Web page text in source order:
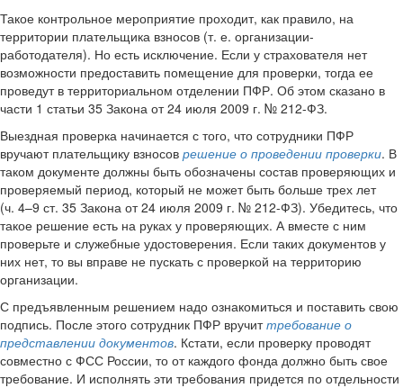
Такое контрольное мероприятие проходит, как правило, на
территории плательщика взносов (т. е. организации-
работодателя). Но есть исключение. Если у страхователя нет
возможности предоставить помещение для проверки, тогда ее
проведут в территориальном отделении ПФР. Об этом сказано в
части 1 статьи 35 Закона от 24 июля 2009 г. № 212-ФЗ.
Выездная проверка начинается с того, что сотрудники ПФР
вручают плательщику взносов решение о проведении проверки. В
таком документе должны быть обозначены состав проверяющих и
проверяемый период, который не может быть больше трех лет
(ч. 4–9 ст. 35 Закона от 24 июля 2009 г. № 212-ФЗ). Убедитесь, что
такое решение есть на руках у проверяющих. А вместе с ним
проверьте и служебные удостоверения. Если таких документов у
них нет, то вы вправе не пускать с проверкой на территорию
организации.
С предъявленным решением надо ознакомиться и поставить свою
подпись. После этого сотрудник ПФР вручиттребование о
представлении документов. Кстати, если проверку проводят
совместно с ФСС России, то от каждого фонда должно быть свое
требование. И исполнять эти требования придется по отдельности